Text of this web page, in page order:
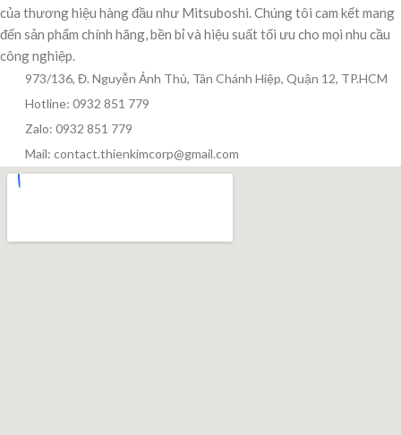
của thương hiệu hàng đầu như Mitsuboshi. Chúng tôi cam kết mang
đến sản phẩm chính hãng, bền bỉ và hiệu suất tối ưu cho mọi nhu cầu
công nghiệp.
973/136, Đ. Nguyễn Ảnh Thủ, Tân Chánh Hiệp, Quận 12, TP.HCM
Hotline: 0932 851 779
Zalo: 0932 851 779
Mail: contact.thienkimcorp@gmail.com